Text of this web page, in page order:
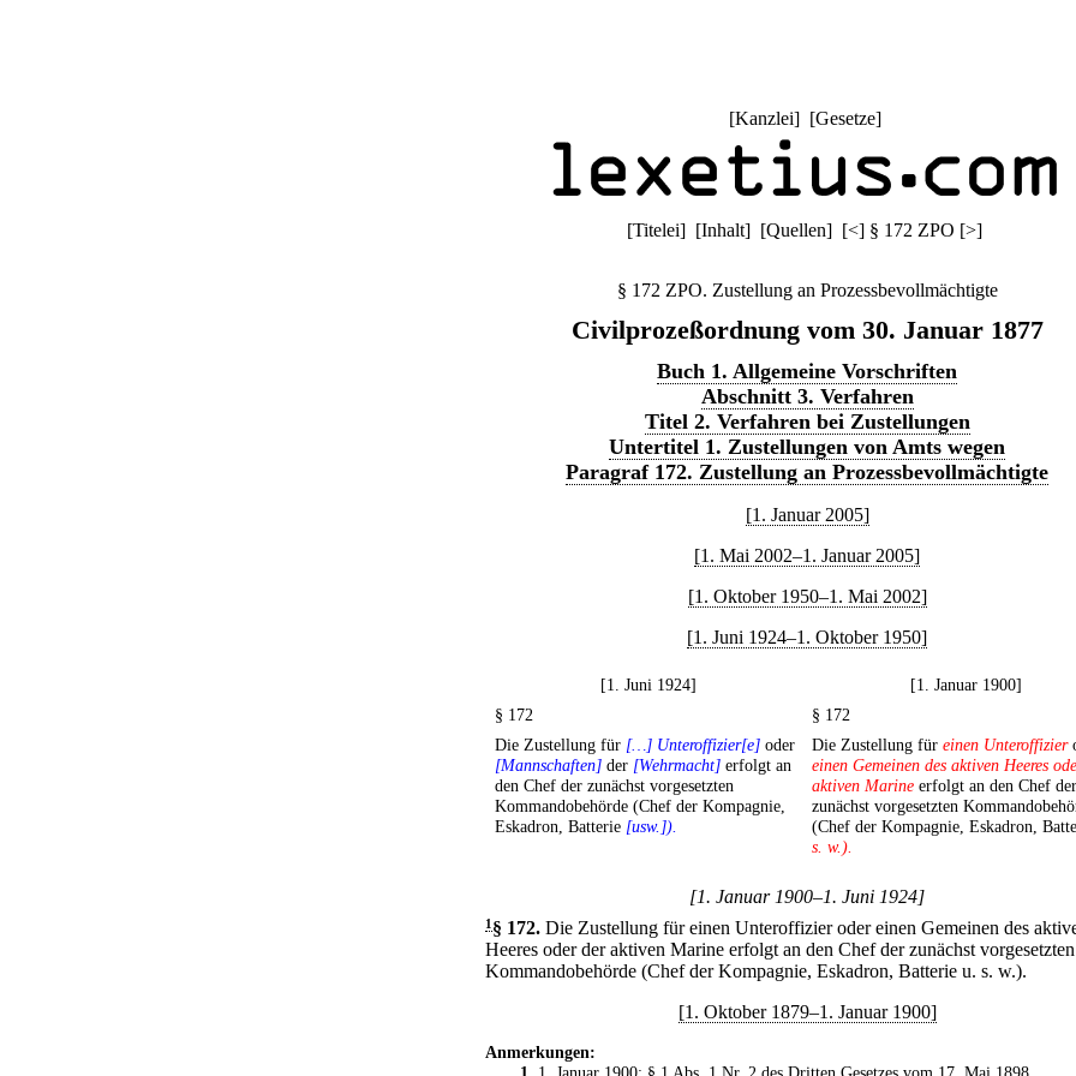
[Kanzlei] [Gesetze]
[Titelei] [Inhalt] [Quellen] [<] § 172 ZPO [>]
§ 172 ZPO. Zustellung an Prozessbevollmächtigte
Civilprozeßordnung vom 30. Januar 1877
Buch 1. Allgemeine Vorschriften
Abschnitt 3. Verfahren
Titel 2. Verfahren bei Zustellungen
Untertitel 1. Zustellungen von Amts wegen
Paragraf 172. Zustellung an Prozessbevollmächtigte
[1. Januar 2005]
[1. Mai 2002–1. Januar 2005]
[1. Oktober 1950–1. Mai 2002]
[1. Juni 1924–1. Oktober 1950]
[1. Juni 1924]
[1. Januar 1900]
§ 172
§ 172
Die Zustellung für […] Unteroffizier[e] oder
[Mannschaften] der [Wehrmacht] erfolgt an
den Chef der zunächst vorgesetzten
Kommandobehörde (Chef der Kompagnie,
Eskadron, Batterie [usw.]).
Die Zustellung für einen Unteroffizier
einen Gemeinen des aktiven Heeres
aktiven Marine erfolgt an den Chef der
zunächst vorgesetzten
(Chef der Kompagnie, Eskadron,
s. w.).
[1. Januar 1900–1. Juni 1924]
1§ 172. Die Zustellung für einen Unteroffizier oder einen Gemeinen des
Heeres oder der aktiven Marine erfolgt an den Chef der zunächst vorgesetzten
Kommandobehörde (Chef der Kompagnie, Eskadron, Batterie u. s. w.).
[1. Oktober 1879–1. Januar 1900]
Anmerkungen: